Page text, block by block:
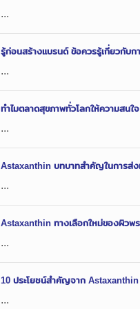
...
รู้ก่อนสร้างแบรนด์ ข้อควรรู้เกี่ยวกับก
...
ทำไมตลาดสุขภาพทั่วโลกให้ความสน
...
Astaxanthin บทบาทสำคัญในการส่ง
...
Astaxanthin ทางเลือกใหม่ของผิวพ
...
10 ประโยชน์สำคัญจาก
...